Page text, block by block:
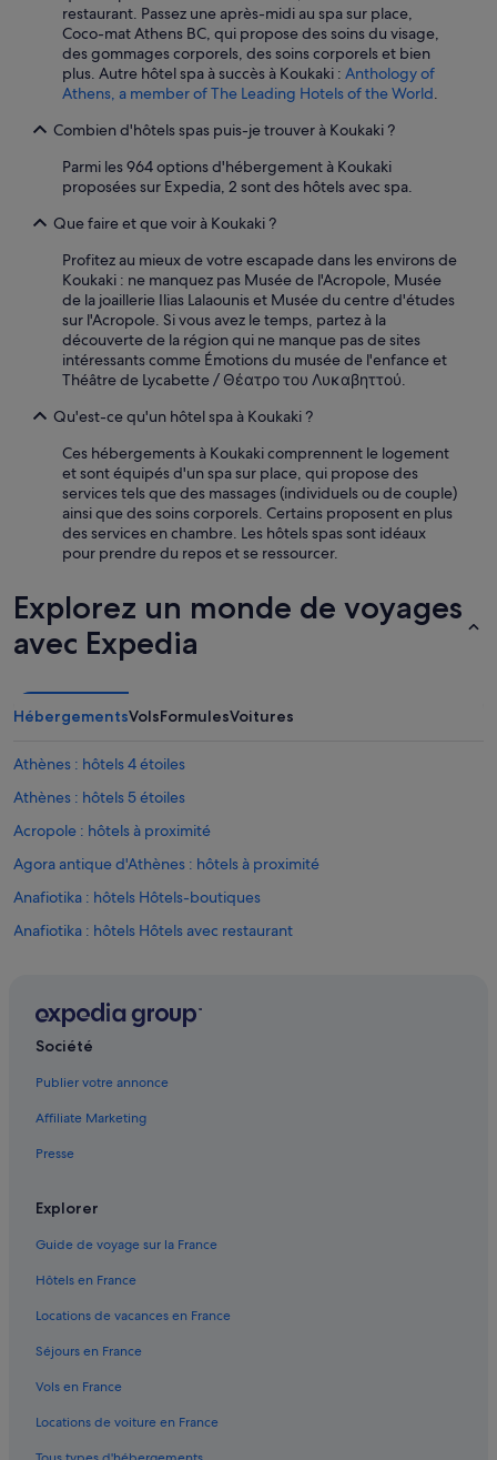
restaurant. Passez une après-midi au spa sur place,
Coco-mat Athens BC, qui propose des soins du visage,
des gommages corporels, des soins corporels et bien
plus. Autre hôtel spa à succès à Koukaki : Anthology of
Athens, a member of The Leading Hotels of the World.
Combien d'hôtels spas puis-je trouver à Koukaki ?
Parmi les 964 options d'hébergement à Koukaki
proposées sur Expedia, 2 sont des hôtels avec spa.
Que faire et que voir à Koukaki ?
Profitez au mieux de votre escapade dans les environs de
Koukaki : ne manquez pas Musée de l'Acropole, Musée
de la joaillerie Ilias Lalaounis et Musée du centre d'études
sur l'Acropole. Si vous avez le temps, partez à la
découverte de la région qui ne manque pas de sites
intéressants comme Émotions du musée de l'enfance et
Théâtre de Lycabette / Θέατρο του Λυκαβηττού.
Qu'est-ce qu'un hôtel spa à Koukaki ?
Ces hébergements à Koukaki comprennent le logement
et sont équipés d'un spa sur place, qui propose des
services tels que des massages (individuels ou de couple)
ainsi que des soins corporels. Certains proposent en plus
des services en chambre. Les hôtels spas sont idéaux
pour prendre du repos et se ressourcer.
Explorez un monde de voyages
avec Expedia
HébergementsVolsFormulesVoitures
Athènes : hôtels 4 étoiles
Athènes : hôtels 5 étoiles
Acropole : hôtels à proximité
Agora antique d'Athènes : hôtels à proximité
Anafiotika : hôtels Hôtels-boutiques
Anafiotika : hôtels Hôtels avec restaurant
Athènes : Appart’hôtels
Athènes : Cabanes dans les arbres
Athènes : Maison d’hôtes
Athènes : hôtels Hôtels avec casino
Athènes : hôtels Hôtels-boutiques
Athènes : hôtels Hôtels de luxe
Société
Publier votre annonce
Affiliate Marketing
Presse
Explorer
Guide de voyage sur la France
Hôtels en France
Locations de vacances en France
Séjours en France
Vols en France
Locations de voiture en France